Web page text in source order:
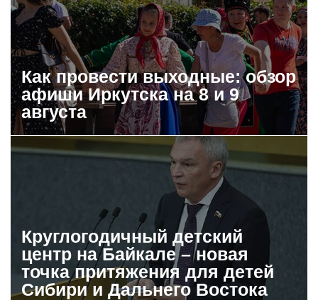
Как провести выходные: обзор
афиши Иркутска на 8 и 9
августа
Круглогодичный детский
центр на Байкале – новая
точка притяжения для детей
Сибири и Дальнего Востока